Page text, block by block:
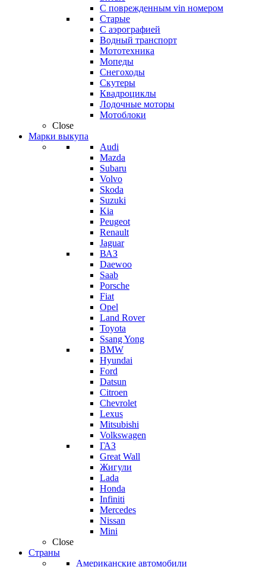
С поврежденным vin номером
Старые
С аэрографией
Водный транспорт
Мототехника
Мопеды
Снегоходы
Скутеры
Квадроциклы
Лодочные моторы
Мотоблоки
Close
Марки выкупа
Audi
Mazda
Subaru
Volvo
Skoda
Suzuki
Kia
Peugeot
Renault
Jaguar
ВАЗ
Daewoo
Saab
Porsche
Fiat
Opel
Land Rover
Toyota
Ssang Yong
BMW
Hyundai
Ford
Datsun
Citroen
Chevrolet
Lexus
Mitsubishi
Volkswagen
ГАЗ
Great Wall
Жигули
Lada
Honda
Infiniti
Mercedes
Nissan
Mini
Close
Страны
Американские автомобили